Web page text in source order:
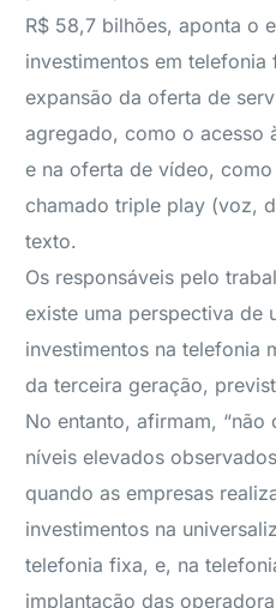
R$ 58,7 bilhões, aponta o
investimentos em telefonia
expansão da oferta de
agregado, como o acesso
e na oferta de vídeo,
chamado triple play (voz,
texto.
Os responsáveis pelo
existe uma perspectiva de
investimentos na telefonia
da terceira geração,
No entanto, afirmam,
níveis elevados
quando as empresas
investimentos na
telefonia fixa, e, na
implantação das